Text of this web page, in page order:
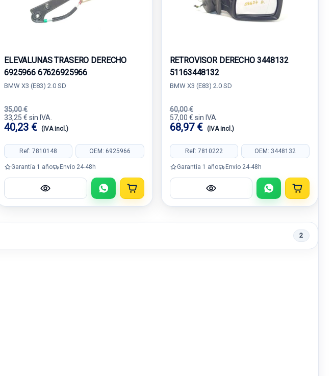
ELEVALUNAS TRASERO DERECHO
6925966 67626925966
BMW X3 (E83) 2.0 SD
35,00 €
33,25 € sin IVA.
40,23 € (IVA incl.)
Ref: 7810148 OEM: 6925966
Garantía 1 año Envío 24-48h
RETROVISOR DERECHO 3448132
51163448132
BMW X3 (E83) 2.0 SD
60,00 €
57,00 € sin IVA.
68,97 € (IVA incl.)
Ref: 7810222 OEM: 3448132
Garantía 1 año Envío 24-48h
2